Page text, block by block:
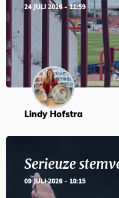
24 JULI 2026 - 11:59
Lindy Hofstra
Serieuze
09 JULI 2026 - 10:15